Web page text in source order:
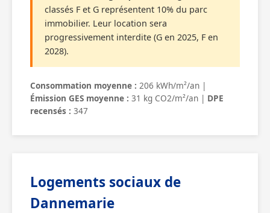
classés F et G représentent 10% du parc
immobilier. Leur location sera
progressivement interdite (G en 2025, F en
2028).
Consommation moyenne : 206 kWh/m²/an |
Émission GES moyenne : 31 kg CO2/m²/an | DPE
recensés : 347
Logements sociaux de
Dannemarie